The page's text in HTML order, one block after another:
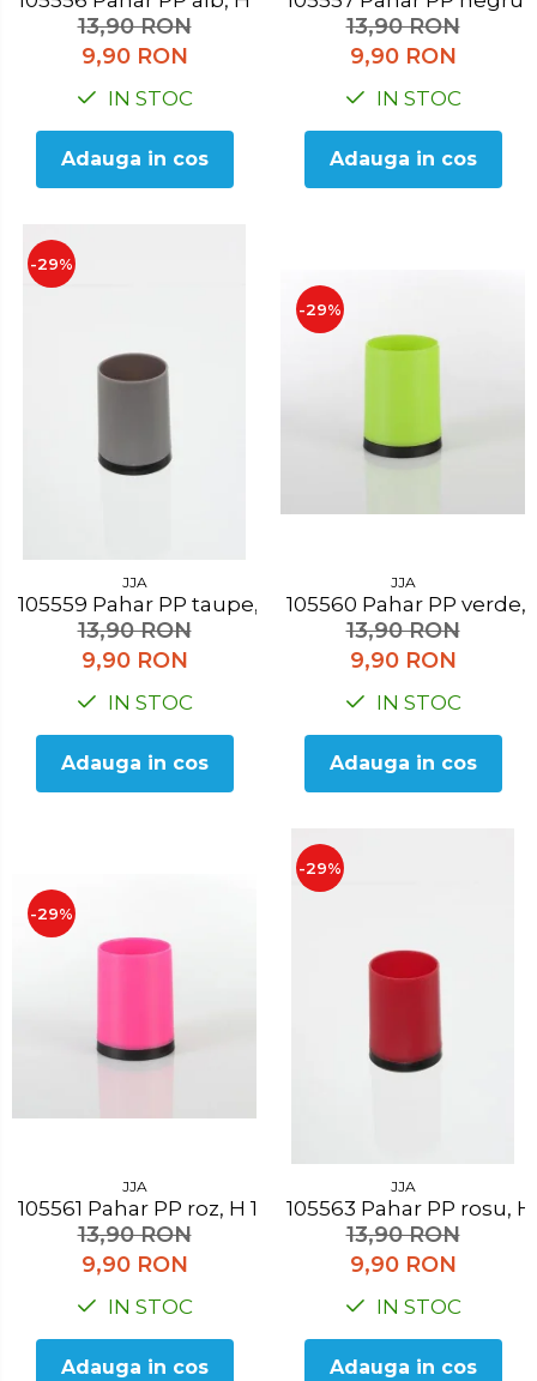
13,90 RON
9,90 RON
IN STOC
Adauga in cos
13,90 RON
9,90 RON
IN STOC
Adauga in cos
-29%
JJA
105559 Pahar PP taupe, H 10.3 cm
13,90 RON
9,90 RON
IN STOC
Adauga in cos
-29%
JJA
105560 Pahar PP
13,90 RON
9,90 RON
IN STOC
Adauga in cos
-29%
JJA
105561 Pahar PP roz, H 10.3 cm
13,90 RON
9,90 RON
IN STOC
Adauga in cos
-29%
JJA
105563 Pahar PP
13,90 RON
9,90 RON
IN STOC
Adauga in cos